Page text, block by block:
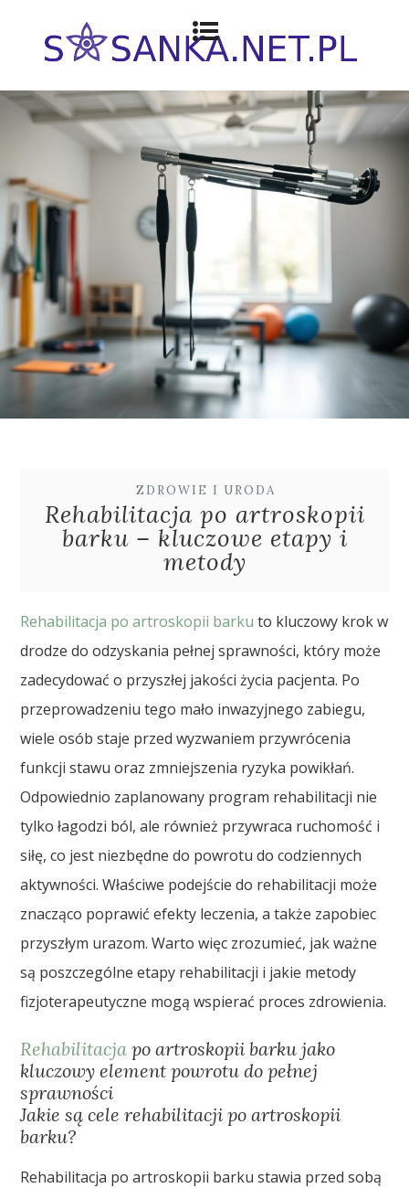
ZDROWIE I URODA
Rehabilitacja po artroskopii
barku – kluczowe etapy i
metody
Rehabilitacja po artroskopii barku to kluczowy krok w
drodze do odzyskania pełnej sprawności, który może
zadecydować o przyszłej jakości życia pacjenta. Po
przeprowadzeniu tego mało inwazyjnego zabiegu,
wiele osób staje przed wyzwaniem przywrócenia
funkcji stawu oraz zmniejszenia ryzyka powikłań.
Odpowiednio zaplanowany program rehabilitacji nie
tylko łagodzi ból, ale również przywraca ruchomość i
siłę, co jest niezbędne do powrotu do codziennych
aktywności. Właściwe podejście do rehabilitacji może
znacząco poprawić efekty leczenia, a także zapobiec
przyszłym urazom. Warto więc zrozumieć, jak ważne
są poszczególne etapy rehabilitacji i jakie metody
fizjoterapeutyczne mogą wspierać proces zdrowienia.
Rehabilitacja po artroskopii barku jako
kluczowy element powrotu do pełnej
sprawności
Jakie są cele rehabilitacji po artroskopii
barku?
Rehabilitacja po artroskopii barku stawia przed sobą